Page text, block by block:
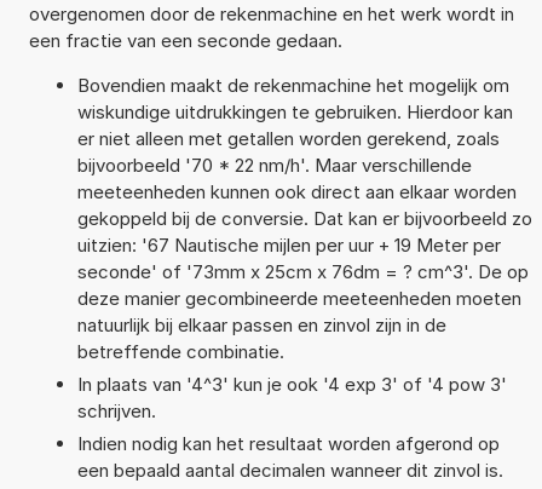
overgenomen door de rekenmachine en het werk wordt in
een fractie van een seconde gedaan.
Bovendien maakt de rekenmachine het mogelijk om
wiskundige uitdrukkingen te gebruiken. Hierdoor kan
er niet alleen met getallen worden gerekend, zoals
bijvoorbeeld '70 * 22 nm/h'. Maar verschillende
meeteenheden kunnen ook direct aan elkaar worden
gekoppeld bij de conversie. Dat kan er bijvoorbeeld zo
uitzien: '67 Nautische mijlen per uur + 19 Meter per
seconde' of '73mm x 25cm x 76dm = ? cm^3'. De op
deze manier gecombineerde meeteenheden moeten
natuurlijk bij elkaar passen en zinvol zijn in de
betreffende combinatie.
In plaats van '4^3' kun je ook '4 exp 3' of '4 pow 3'
schrijven.
Indien nodig kan het resultaat worden afgerond op
een bepaald aantal decimalen wanneer dit zinvol is.